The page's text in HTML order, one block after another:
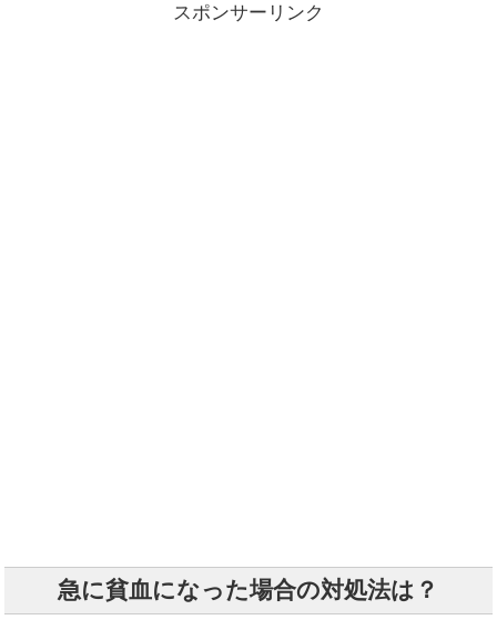
スポンサーリンク
急に貧血になった場合の対処法は？